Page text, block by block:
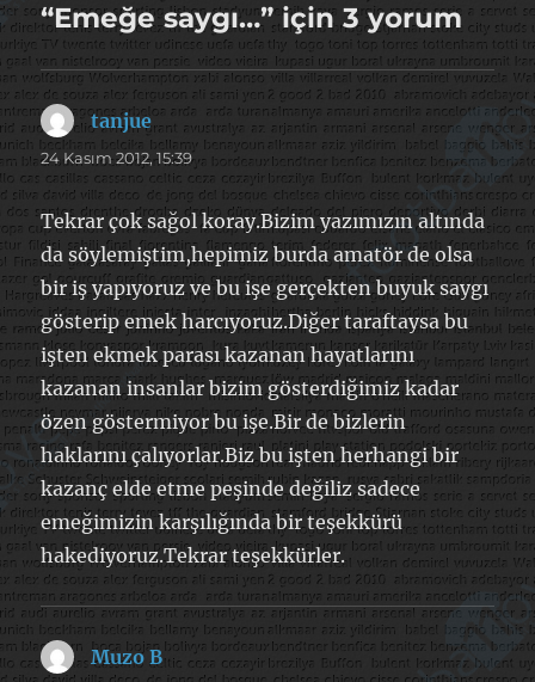
“Emeğe saygı…” için 3 yorum
tanjuededi
ki:
24 Kasım 2012, 15:39
Tekrar çok sağol koray.Bizim yazımızın altında
da söylemiştim,hepimiz burda amatör de olsa
bir iş yapıyoruz ve bu işe gerçekten buyuk saygı
gösterip emek harcıyoruz.Diğer taraftaysa bu
işten ekmek parası kazanan hayatlarını
kazanan insanlar bizim gösterdiğimiz kadar
özen göstermiyor bu işe.Bir de bizlerin
haklarını çalıyorlar.Biz bu işten herhangi bir
kazanç elde etme peşinde değiliz sadece
emeğimizin karşılığında bir teşekkürü
hakediyoruz.Tekrar teşekkürler.
Muzo Bdedi